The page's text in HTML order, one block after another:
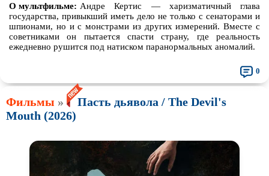
О мультфильме: Андре Кертис — харизматичный глава
государства, привыкший иметь дело не только с сенаторами и
шпионами, но и с монстрами из других измерений. Вместе с
советниками он пытается спасти страну, где реальность
ежедневно рушится под натиском паранормальных аномалий.
0
Фильмы »
Пасть дьявола / The Devil's
Mouth (2026)